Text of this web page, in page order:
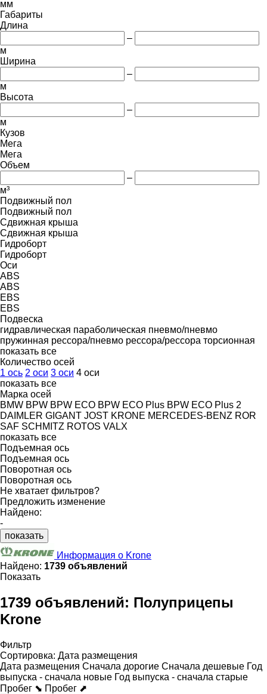
мм
Габариты
Длина
–
м
Ширина
–
м
Высота
–
м
Кузов
Мега
Мега
Объем
–
м³
Подвижный пол
Подвижный пол
Сдвижная крыша
Сдвижная крыша
Гидроборт
Гидроборт
Оси
ABS
ABS
EBS
EBS
Подвеска
гидравлическая параболическая пневмо/пневмо
пружинная рессора/пневмо рессора/рессора торсионная
показать все
Количество осей
1 ось 2 оси 3 оси 4 оси
показать все
Марка осей
BMW BPW BPW ECO BPW ECO Plus BPW ECO Plus 2
DAIMLER GIGANT JOST KRONE MERCEDES-BENZ ROR
SAF SCHMITZ ROTOS VALX
показать все
Подъемная ось
Подъемная ось
Поворотная ось
Поворотная ось
Не хватает фильтров?
Предложить изменение
Найдено:
-
показать
Информация о Krone
Найдено: 1739 объявлений
Показать
1739 объявлений: Полуприцепы
Krone
Фильтр
Сортировка: Дата размещения
Дата размещения Сначала дорогие Сначала дешевые Год
выпуска - сначала новые Год выпуска - сначала старые
Пробег ⬊ Пробег ⬈